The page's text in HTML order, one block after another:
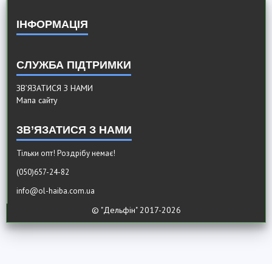
ІНФОРМАЦІЯ
СЛУЖБА ПІДТРИМКИ
ЗВ’ЯЗАТИСЯ З НАМИ
Мапа сайту
ЗВ’ЯЗАТИСЯ З НАМИ
Тільки опт! Роздрібу немає!
(050)657-24-82
info@ol-haiba.com.ua
© "Дельфiн" 2017-2026